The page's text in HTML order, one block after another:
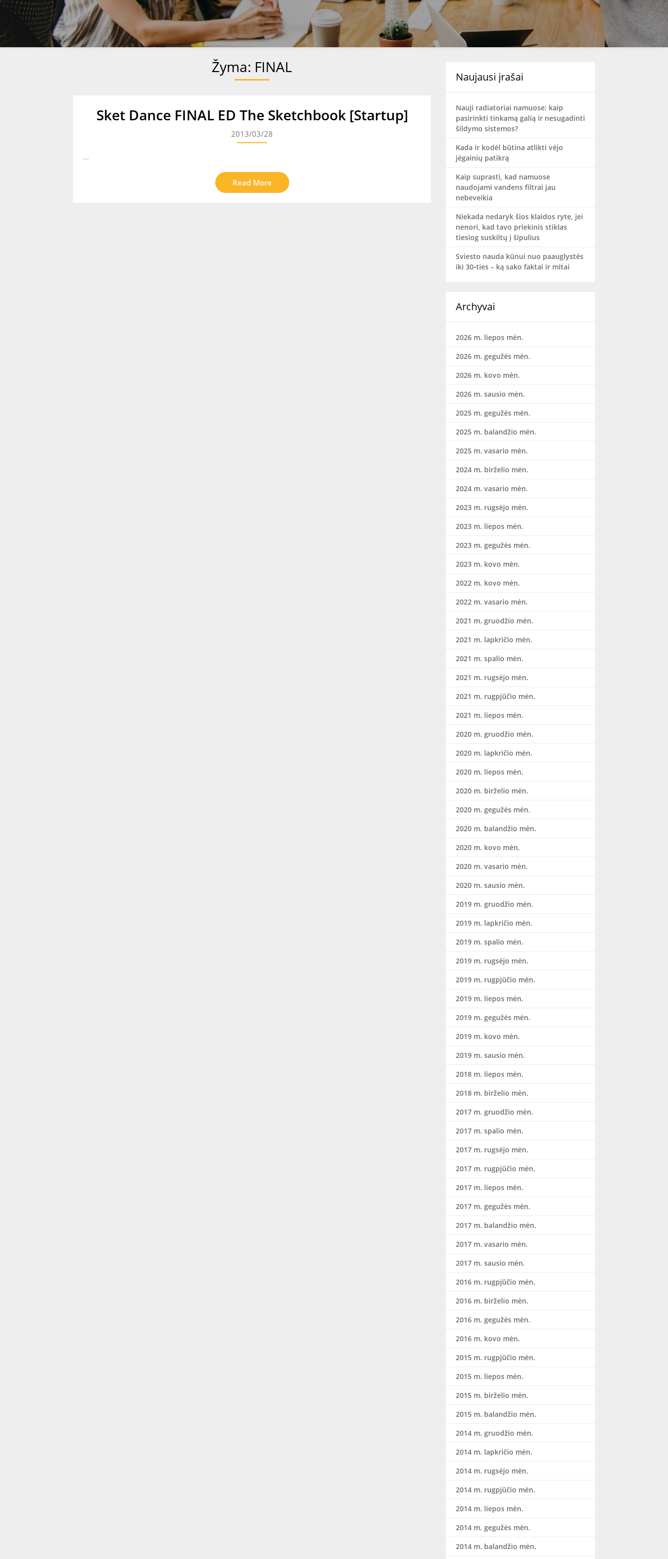
Žyma: FINAL
Sket Dance FINAL ED The Sketchbook [Startup]
2013/03/28
...
Read More
Naujausi įrašai
Nauji radiatoriai namuose: kaip
pasirinkti tinkamą galią ir nesugadinti
šildymo sistemos?
Kada ir kodėl būtina atlikti vėjo
jėgainių patikrą
Kaip suprasti, kad namuose
naudojami vandens filtrai jau
nebeveikia
Niekada nedaryk šios klaidos ryte, jei
nenori, kad tavo priekinis stiklas
tiesiog suskiltų į šipulius
Sviesto nauda kūnui nuo paauglystės
iki 30‑ties – ką sako faktai ir mitai
Archyvai
2026 m. liepos mėn.
2026 m. gegužės mėn.
2026 m. kovo mėn.
2026 m. sausio mėn.
2025 m. gegužės mėn.
2025 m. balandžio mėn.
2025 m. vasario mėn.
2024 m. birželio mėn.
2024 m. vasario mėn.
2023 m. rugsėjo mėn.
2023 m. liepos mėn.
2023 m. gegužės mėn.
2023 m. kovo mėn.
2022 m. kovo mėn.
2022 m. vasario mėn.
2021 m. gruodžio mėn.
2021 m. lapkričio mėn.
2021 m. spalio mėn.
2021 m. rugsėjo mėn.
2021 m. rugpjūčio mėn.
2021 m. liepos mėn.
2020 m. gruodžio mėn.
2020 m. lapkričio mėn.
2020 m. liepos mėn.
2020 m. birželio mėn.
2020 m. gegužės mėn.
2020 m. balandžio mėn.
2020 m. kovo mėn.
2020 m. vasario mėn.
2020 m. sausio mėn.
2019 m. gruodžio mėn.
2019 m. lapkričio mėn.
2019 m. spalio mėn.
2019 m. rugsėjo mėn.
2019 m. rugpjūčio mėn.
2019 m. liepos mėn.
2019 m. gegužės mėn.
2019 m. kovo mėn.
2019 m. sausio mėn.
2018 m. liepos mėn.
2018 m. birželio mėn.
2017 m. gruodžio mėn.
2017 m. spalio mėn.
2017 m. rugsėjo mėn.
2017 m. rugpjūčio mėn.
2017 m. liepos mėn.
2017 m. gegužės mėn.
2017 m. balandžio mėn.
2017 m. vasario mėn.
2017 m. sausio mėn.
2016 m. rugpjūčio mėn.
2016 m. birželio mėn.
2016 m. gegužės mėn.
2016 m. kovo mėn.
2015 m. rugpjūčio mėn.
2015 m. liepos mėn.
2015 m. birželio mėn.
2015 m. balandžio mėn.
2014 m. gruodžio mėn.
2014 m. lapkričio mėn.
2014 m. rugsėjo mėn.
2014 m. rugpjūčio mėn.
2014 m. liepos mėn.
2014 m. gegužės mėn.
2014 m. balandžio mėn.